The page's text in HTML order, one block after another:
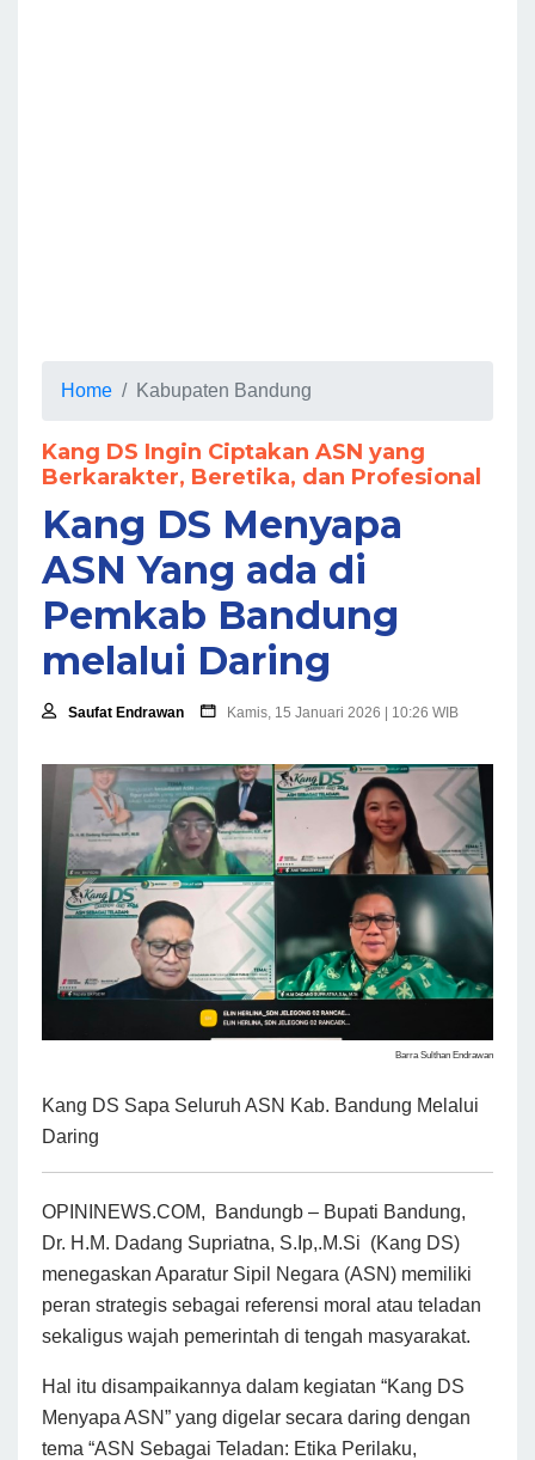
Home Kabupaten Bandung
Kang DS Ingin Ciptakan ASN yang
Berkarakter, Beretika, dan Profesional
Kang DS Menyapa
ASN Yang ada di
Pemkab Bandung
melalui Daring
Saufat Endrawan Kamis, 15 Januari 2026 | 10:26 WIB
Barra Sulthan Endrawan
Kang DS Sapa Seluruh ASN Kab. Bandung Melalui
Daring
OPININEWS.COM, Bandungb – Bupati Bandung,
Dr. H.M. Dadang Supriatna, S.Ip,.M.Si (Kang DS)
menegaskan Aparatur Sipil Negara (ASN) memiliki
peran strategis sebagai referensi moral atau teladan
sekaligus wajah pemerintah di tengah masyarakat.
Hal itu disampaikannya dalam kegiatan “Kang DS
Menyapa ASN” yang digelar secara daring dengan
tema “ASN Sebagai Teladan: Etika Perilaku,